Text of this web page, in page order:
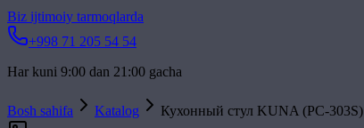
Biz ijtimoiy tarmoqlarda
+998 71 205 54 54
Har kuni 9:00 dan 21:00 gacha
Bosh sahifa Katalog
Кухонный стул KUNA (PC-303S)